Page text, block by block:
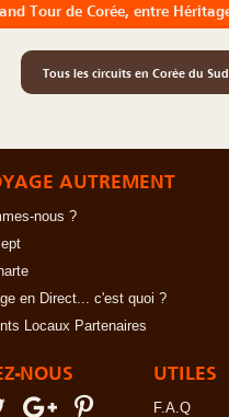
Tous les circuits en Corée du Sud
AUTREMENT
nous ?
en Direct... c'est quoi ?
Locaux Partenaires
NOUS UTILES
F.A.Q